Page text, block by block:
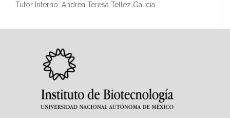
Tutor Interno: Andrea Teresa Tellez Galicia